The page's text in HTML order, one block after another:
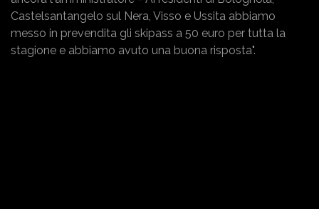
Castelsantangelo sul Nera, Visso e Ussita abbiamo
messo in prevendita gli skipass a 50 euro per tutta la
stagione e abbiamo avuto una buona risposta".